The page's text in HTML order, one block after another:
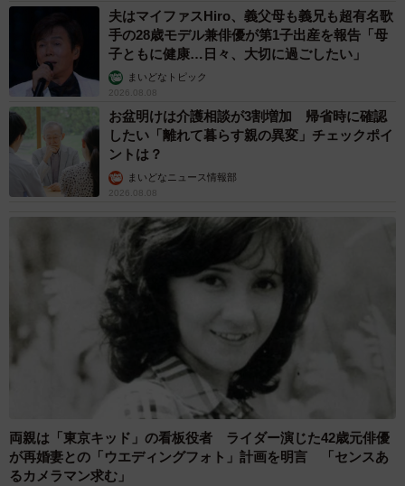
夫はマイファスHiro、義父母も義兄も超有名歌
手の28歳モデル兼俳優が第1子出産を報告「母
子ともに健康…日々、大切に過ごしたい」
まいどなトピック
2026.08.08
お盆明けは介護相談が3割増加 帰省時に確認
したい「離れて暮らす親の異変」チェックポイ
ントは？
まいどなニュース情報部
2026.08.08
両親は「東京キッド」の看板役者 ライダー演じた42歳元俳優
が再婚妻との「ウエディングフォト」計画を明言 「センスあ
るカメラマン求む」